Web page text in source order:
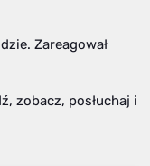
Zareagował
zobacz, posłuchaj i